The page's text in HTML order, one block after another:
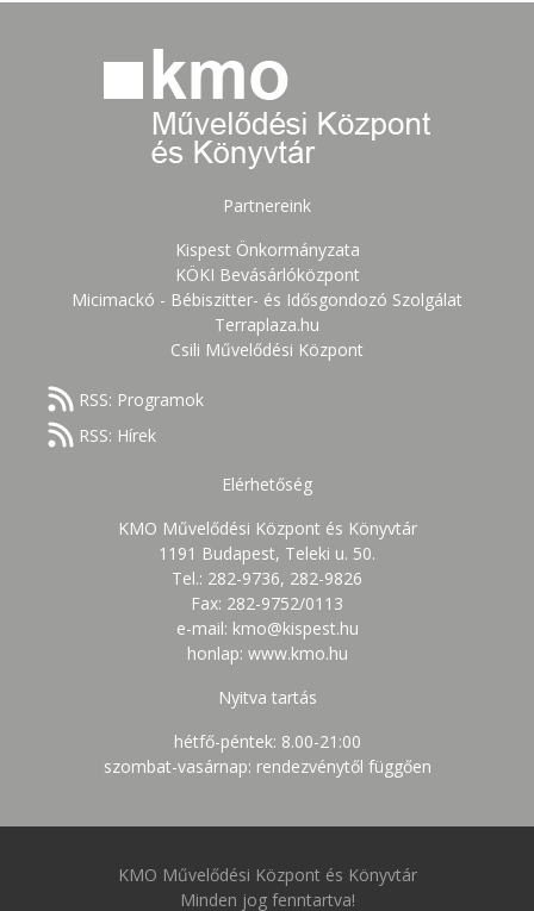
Partnereink
Kispest Önkormányzata
KÖKI Bevásárlóközpont
Micimackó - Bébiszitter- és Idősgondozó Szolgálat
Terraplaza.hu
Csili Művelődési Központ
RSS: Programok
RSS: Hírek
Elérhetőség
KMO Művelődési Központ és Könyvtár
1191 Budapest, Teleki u. 50.
Tel.: 282-9736, 282-9826
Fax: 282-9752/0113
e-mail: kmo@kispest.hu
honlap: www.kmo.hu
Nyitva tartás
hétfő-péntek: 8.00-21:00
szombat-vasárnap: rendezvénytől függően
KMO Művelődési Központ és Könyvtár
Minden jog fenntartva!